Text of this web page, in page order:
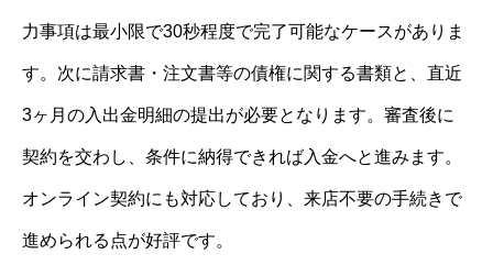
力事項は最小限で30秒程度で完了可能なケースがありま
す。次に請求書・注文書等の債権に関する書類と、直近
3ヶ月の入出金明細の提出が必要となります。審査後に
契約を交わし、条件に納得できれば入金へと進みます。
オンライン契約にも対応しており、来店不要の手続きで
進められる点が好評です。